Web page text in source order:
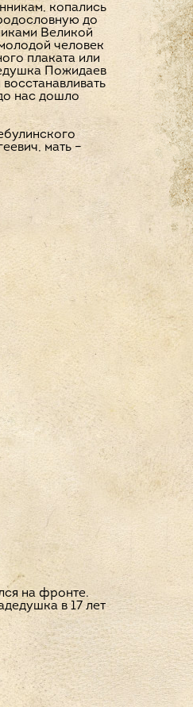
копались
до
Великой
человек
плаката или
Пожидаев
нас дошло
мать –
на фронте.
в 17 лет